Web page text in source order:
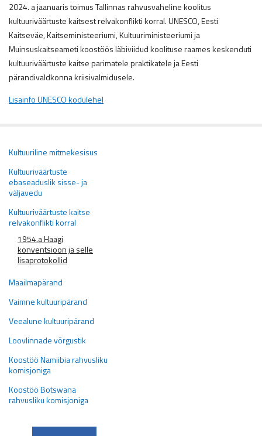
Kultuuriline mitmekesisus
Kultuuriväärtuste
ebaseaduslik sisse- ja
väljavedu
Kultuuriväärtuste kaitse
relvakonflikti korral
1954.a Haagi
konventsioon ja selle
lisaprotokollid
Maailmapärand
Vaimne kultuuripärand
Veealune kultuuripärand
Loovlinnade võrgustik
Koostöö Namiibia rahvusliku
komisjoniga
Koostöö Botswana
rahvusliku komisjoniga
2024. a jaanuaris toimus Tallinnas rahvusvaheline koolitus
kultuuriväärtuste kaitsest relvakonflikti korral. UNESCO, Eesti
Kaitseväe, Kaitseministeeriumi, Kultuuriministeeriumi ja
Muinsuskaitseameti koostöös läbiviidud koolituse raames keskenduti
kultuuriväärtuste kaitse parimatele praktikatele ja Eesti
pärandivaldkonna kriisivalmidusele.
Lisainfo UNESCO kodulehel